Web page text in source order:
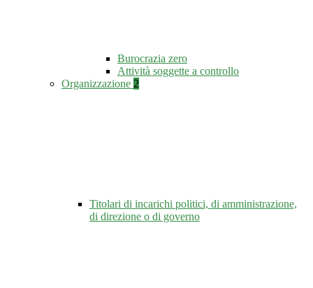
Burocrazia zero
Attività soggette a controllo
Organizzazione 2
Titolari di incarichi politici, di amministrazione,
di direzione o di governo